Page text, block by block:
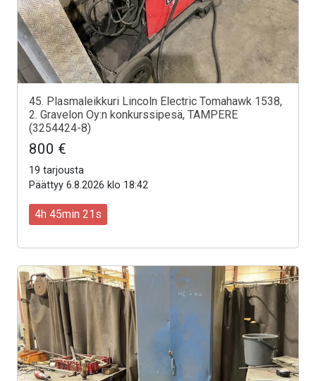
45. Plasmaleikkuri Lincoln Electric Tomahawk 1538,
2. Gravelon Oy:n konkurssipesä, TAMPERE
(3254424-8)
800 €
19 tarjousta
Päättyy 6.8.2026 klo 18:42
4h 45min 19s